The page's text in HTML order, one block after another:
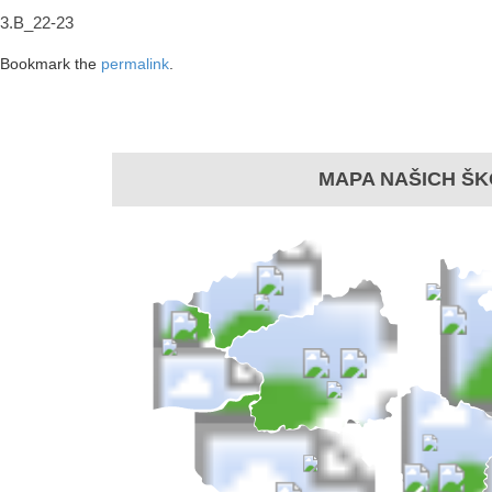
3.B_22-23
Bookmark the permalink
MAPA NAŠICH